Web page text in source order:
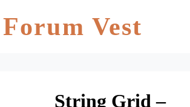
Vest
String Grid –